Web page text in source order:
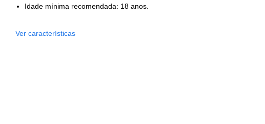
Idade mínima recomendada: 18 anos.
Ver características